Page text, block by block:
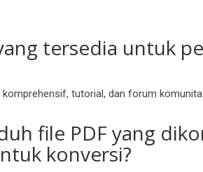
tersedia untuk
tutorial, dan forum
file PDF yang
konversi?